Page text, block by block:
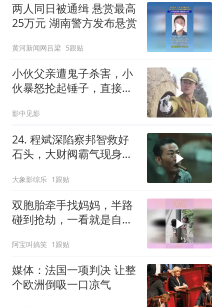
两人同日被通缉 悬赏最高
25万元 湖南警方发布悬赏
黄河新闻网吕梁 5跟贴
小伙父亲遭鬼子杀害，小
伙暴怒抡起锤子，直接砸
影中见影
24. 程斌深陷察邦智救好
石头，大财阀霸气现身牵
大象影综乐 1跟贴
双胞胎牵手找妈妈，半路
碰到抢劫，一看就是自愿
阿宝叫搞笑 1跟贴
媒体：法国一项判决 让整
个欧洲倒吸一口凉气